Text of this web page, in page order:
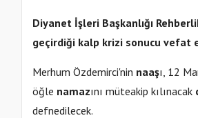
Diyanet İşleri Başkanlığı
geçirdiği kalp krizi sonucu vefat
Merhum Özdemirci'nin naaşı, 12
öğle namazını müteakip kılınacak
defnedilecek.